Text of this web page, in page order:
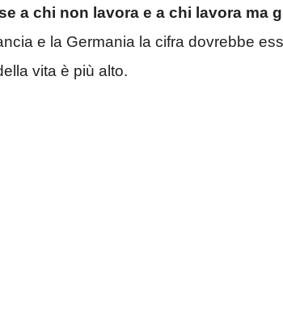
a chi non lavora e a chi lavora ma
e la Germania la cifra dovrebbe
vita è più alto.